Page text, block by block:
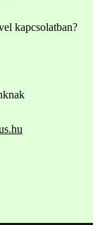
kapcsolatban?